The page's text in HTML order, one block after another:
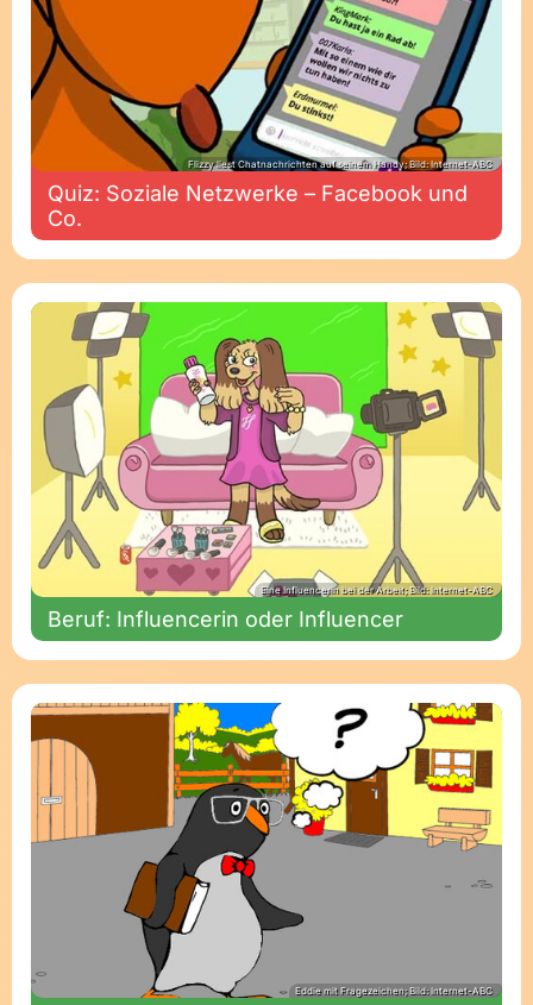
Flizzy liest Chatnachrichten auf seinem Handy; Bild: Internet-ABC
Quiz: Soziale Netzwerke – Facebook und
Co.
Eine Influencerin bei der Arbeit; Bild: Internet-ABC
Beruf: Influencerin oder Influencer
Eddie mit Fragezeichen; Bild: Internet-ABC